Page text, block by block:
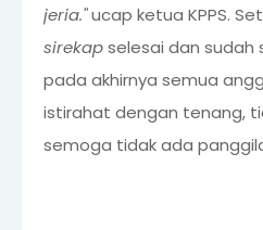
jeria."ucap ketua KPPS.
sirekapselesai dan sudah
pada akhirnya semua
istirahat dengan tenang,
semoga tidak ada